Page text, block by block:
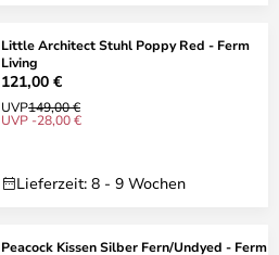
Little Architect Stuhl Poppy Red - Ferm
Living
121,00 €
UVP149,00 €
UVP -28,00 €
Lieferzeit: 8 - 9 Wochen
Peacock Kissen Silber Fern/Undyed - Ferm